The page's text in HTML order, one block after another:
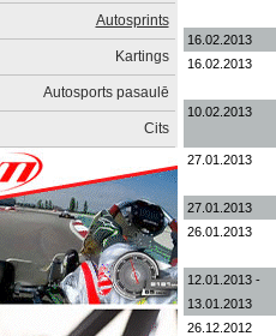
Autosprints
Kartings
Autosports pasaulē
Cits
16.02.2013
16.02.2013
10.02.2013
27.01.2013
27.01.2013
26.01.2013
12.01.2013 -
13.01.2013
26.12.2012